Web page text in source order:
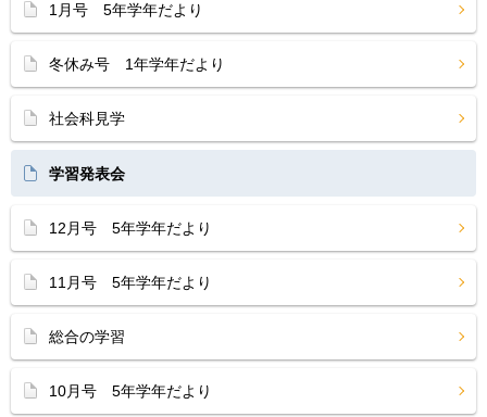
1月号 5年学年だより
冬休み号 1年学年だより
社会科見学
学習発表会
12月号 5年学年だより
11月号 5年学年だより
総合の学習
10月号 5年学年だより